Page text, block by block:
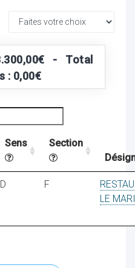
- Total
: 0,00€
Sens
Section
D F
LE